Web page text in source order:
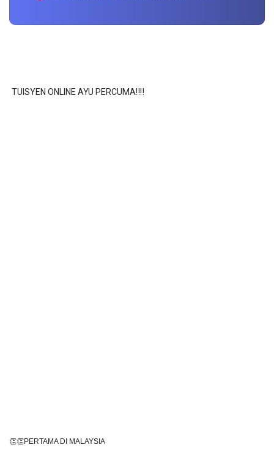
TUISYEN ONLINE AYU PERCUMA‼️‼️
👏👏PERTAMA DI MALAYSIA